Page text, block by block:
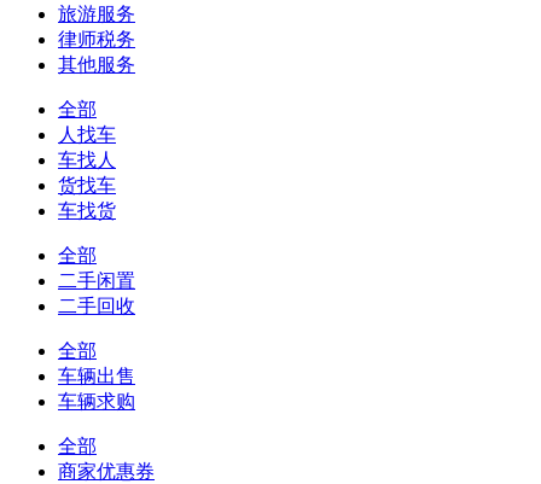
旅游服务
律师税务
其他服务
全部
人找车
车找人
货找车
车找货
全部
二手闲置
二手回收
全部
车辆出售
车辆求购
全部
商家优惠券